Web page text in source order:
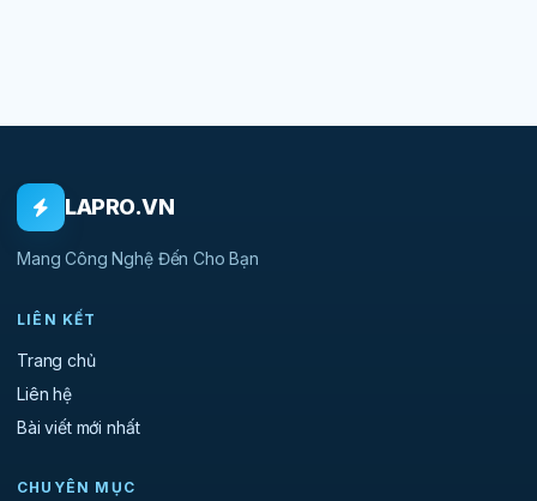
LAPRO.VN
Mang Công Nghệ Đến Cho Bạn
LIÊN KẾT
Trang chủ
Liên hệ
Bài viết mới nhất
CHUYÊN MỤC